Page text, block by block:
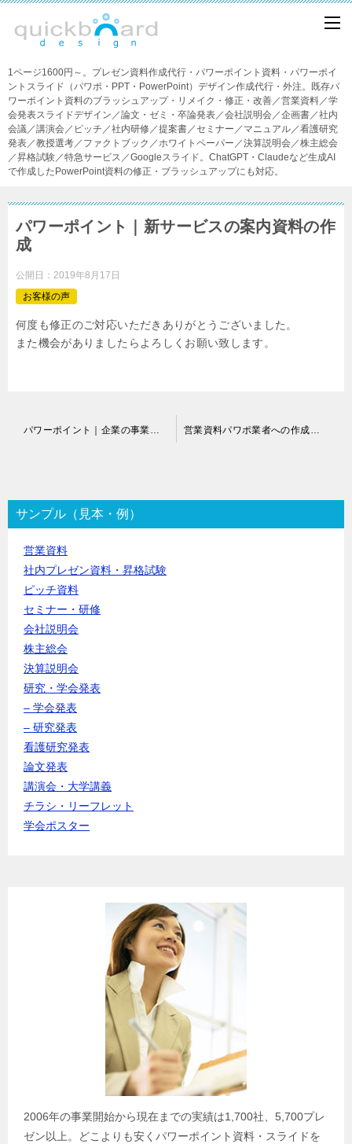
1ページ1600円～。プレゼン資料作成代行・パワーポイント資料・パワーポイ
ントスライド（パワポ・PPT・PowerPoint）デザイン作成代行・外注。既存パ
ワーポイント資料のブラッシュアップ・リメイク・修正・改善／営業資料／学
会発表スライドデザイン／論文・ゼミ・卒論発表／会社説明会／企画書／社内
会議／講演会／ピッチ／社内研修／提案書／セミナー／マニュアル／看護研究
発表／教授選考／ファクトブック／ホワイトペーパー／決算説明会／株主総会
／昇格試験／特急サービス／Googleスライド。ChatGPT・Claudeなど生成AI
で作成したPowerPoint資料の修正・ブラッシュアップにも対応。
パワーポイント｜新サービスの案内資料の作
成
公開日： 2019年8月17日
お客様の声
何度も修正のご対応いただきありがとうございました。
また機会がありましたらよろしくお願い致します。
ゲ
ー
シ
サンプル（見本・例）
営業資料
社内プレゼン資料・昇格試験
ピッチ資料
セミナー・研修
会社説明会
株主総会
決算説明会
研究・学会発表
– 学会発表
– 研究発表
看護研究発表
論文発表
講演会・大学講義
チラシ・リーフレット
学会ポスター
2006年の事業開始から現在までの実績は1,700社、5,700プレ
ゼン以上。どこよりも安くパワーポイント資料・スライドを